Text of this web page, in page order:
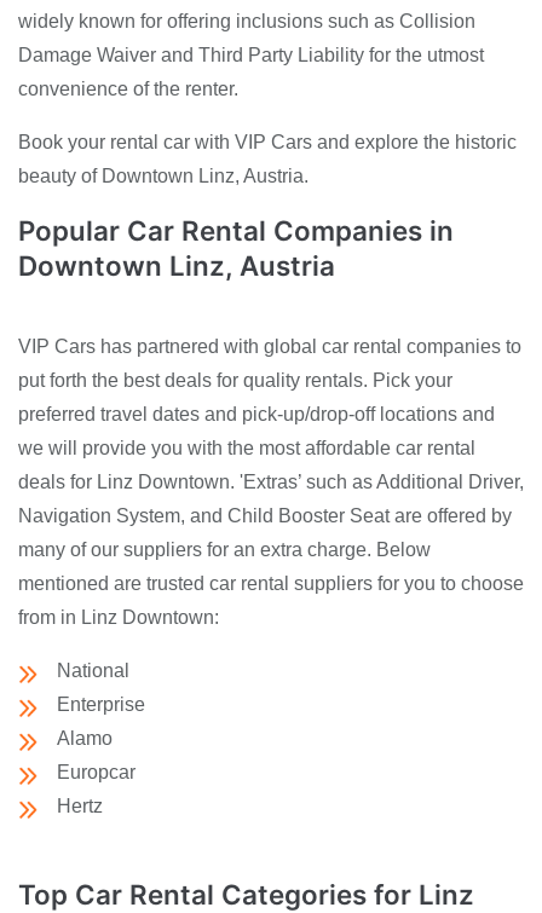
widely known for offering inclusions such as Collision
Damage Waiver and Third Party Liability for the utmost
convenience of the renter.
Book your rental car with VIP Cars and explore the historic
beauty of Downtown Linz, Austria.
Popular Car Rental Companies in
Downtown Linz, Austria
VIP Cars has partnered with global car rental companies to
put forth the best deals for quality rentals. Pick your
preferred travel dates and pick-up/drop-off locations and
we will provide you with the most affordable car rental
deals for Linz Downtown. 'Extras’ such as Additional Driver,
Navigation System, and Child Booster Seat are offered by
many of our suppliers for an extra charge. Below
mentioned are trusted car rental suppliers for you to choose
from in Linz Downtown:
National
Enterprise
Alamo
Europcar
Hertz
Top Car Rental Categories for Linz